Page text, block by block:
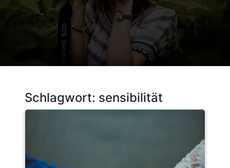
Schlagwort: sensibilität